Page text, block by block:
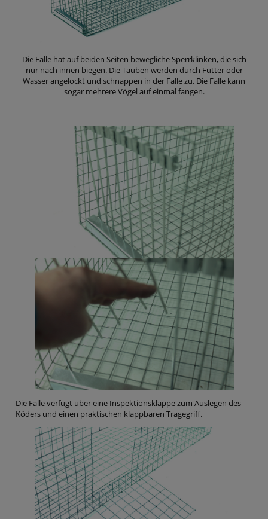
Die Falle hat auf beiden Seiten bewegliche Sperrklinken, die sich
nur nach innen biegen. Die Tauben werden durch Futter oder
Wasser angelockt und schnappen in der Falle zu. Die Falle kann
sogar mehrere Vögel auf einmal fangen.
Die Falle verfügt über eine Inspektionsklappe zum Auslegen des
Köders und einen praktischen klappbaren Tragegriff.